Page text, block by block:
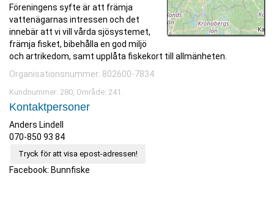
Föreningens syfte är att främja
vattenägarnas intressen och det
innebär att vi vill vårda sjösystemet,
främja fisket, bibehålla en god miljö
och artrikedom, samt upplåta fiskekort till allmänheten.
Organisationsnummer: 802600-7834
Kundnummer: 280, Område: 241.
Kontaktpersoner
Anders Lindell
070-850 93 84
Tryck för att visa epost-adressen!
Facebook: Bunnfiske